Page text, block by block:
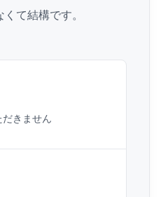
て結構です。
きません